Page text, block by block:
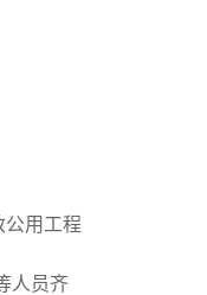
公用工程
人员齐